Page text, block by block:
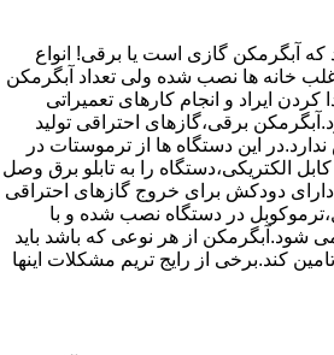
که آبگرمکن گازی است یا برقی! انواع
خانه ها نصب شده ولی تعداد آبگرمکن
ایراد و انجام کارهای تعمیراتی
برقی،گازهای احتراقی تولید
این دستگاه ها از ترموستات در
الکتریکی،دستگاه را به تابلو برق وصل
دودکش برای خروج گازهای احتراقی
در دستگاه نصب شده و با
شود.آبگرمکن از هر نوعی که باشد باید
کند.برخی از رایج تریم مشکلات اینها